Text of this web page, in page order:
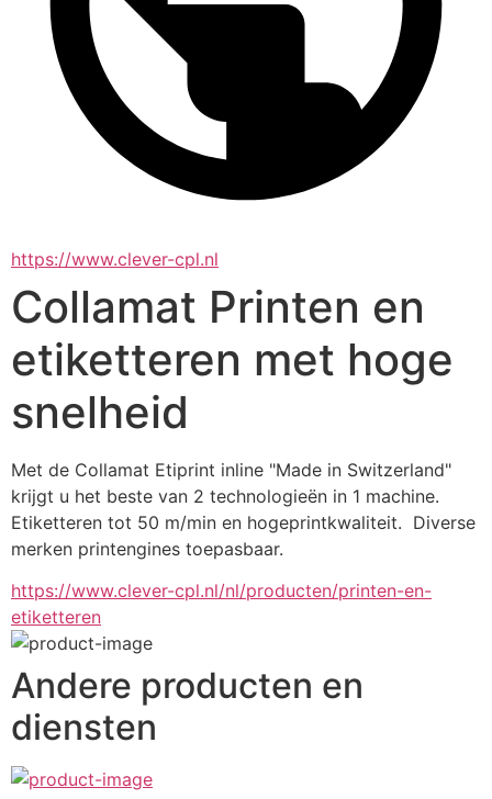
https://www.clever-cpl.nl
Collamat Printen en
etiketteren met hoge
snelheid
Met de Collamat Etiprint inline "Made in Switzerland"
krijgt u het beste van 2 technologieën in 1 machine.
Etiketteren tot 50 m/min en hogeprintkwaliteit.  Diverse
merken printengines toepasbaar.
https://www.clever-cpl.nl/nl/producten/printen-en-
etiketteren
Andere producten en
diensten